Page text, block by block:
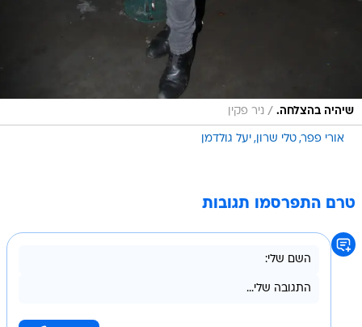
שיהיה בהצלחה. / ניר פקין
אורי פפר טלי שרון יעל גולדמן
טרם התפרסמו תגובות